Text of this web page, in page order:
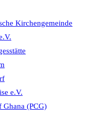
Kirchengemeinde
e.V.
Ghana (PCG)